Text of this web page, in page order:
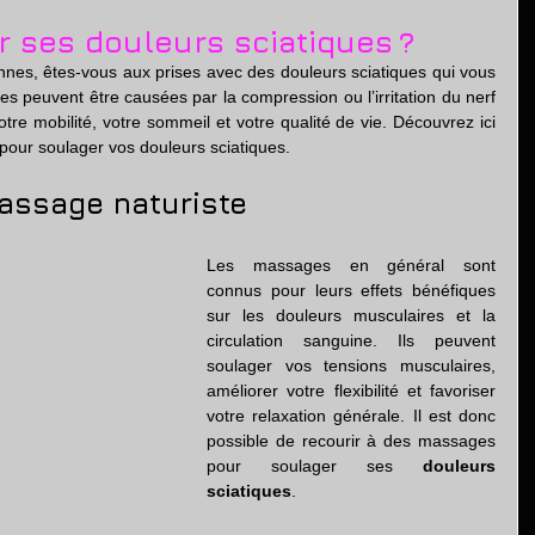
ses douleurs sciatiques ?
êtes-vous aux prises avec des douleurs sciatiques qui vous
peuvent être causées par la compression ou l’irritation du nerf
mobilité, votre sommeil et votre qualité de vie. Découvrez ici
soulager vos douleurs sciatiques.
naturiste
Les massages en général sont
connus pour leurs effets bénéfiques
sur les douleurs musculaires et la
circulation sanguine. Ils peuvent
soulager vos tensions musculaires,
améliorer votre flexibilité et favoriser
votre relaxation générale. Il est donc
possible de recourir à des massages
pour soulager ses douleurs
sciatiques